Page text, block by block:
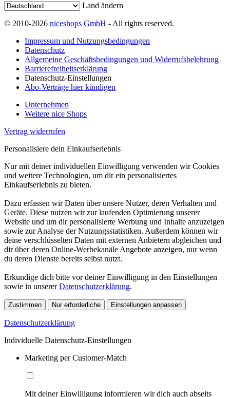
Land ändern
© 2010-2026 niceshops GmbH - All rights reserved.
Impressum und Nutzungsbedingungen
Datenschutz
Allgemeine Geschäftsbedingungen und Widerrufsbelehrung
Barrierefreiheitserklärung
Datenschutz-Einstellungen
Abo-Verträge hier kündigen
Unternehmen
Weitere nice Shops
Vertrag widerrufen
Personalisiere dein Einkaufserlebnis
Nur mit deiner individuellen Einwilligung verwenden wir Cookies
und weitere Technologien, um dir ein personalisiertes
Einkaufserlebnis zu bieten.
Dazu erfassen wir Daten über unsere Nutzer, deren Verhalten und
Geräte. Diese nutzen wir zur laufenden Optimierung unserer
Website und um dir personalisierte Werbung und Inhalte anzuzeigen
sowie zur Analyse der Nutzungsstatistiken. Außerdem können wir
deine verschlüsselten Daten mit externen Anbietern abgleichen und
dir über deren Online-Werbekanäle Angebote anzeigen, nur wenn
du deren Dienste bereits selbst nutzt.
Erkundige dich bitte vor deiner Einwilligung in den Einstellungen
sowie in unsererDatenschutzerklärung.
Zustimmen Nur erforderliche Einstellungen anpassen
Datenschutzerklärung
Individuelle Datenschutz-Einstellungen
Marketing per Customer-Match
Mit deiner Einwilligung informieren wir dich auch abseits